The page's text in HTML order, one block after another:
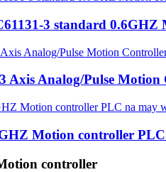
3 standard 0.6GHZ
Axis Analog/Pulse Motion
Motion controller
controller